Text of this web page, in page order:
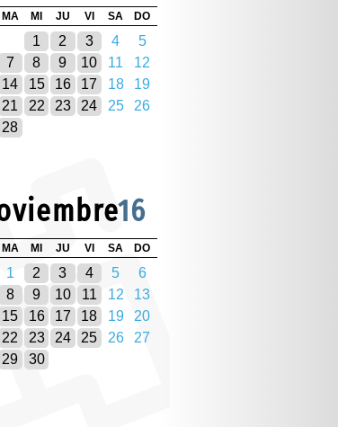
MA MI JU VI SA DO
1 2 3 4
5
7 8 9 10 11
12
14 15 16 17 18
19
21 22 23 24 25
26
28
16
MA MI JU VI SA DO
1 2 3 4 5
6
8 9 10 11 12
13
15 16 17 18 19
20
22 23 24 25 26
27
29 30